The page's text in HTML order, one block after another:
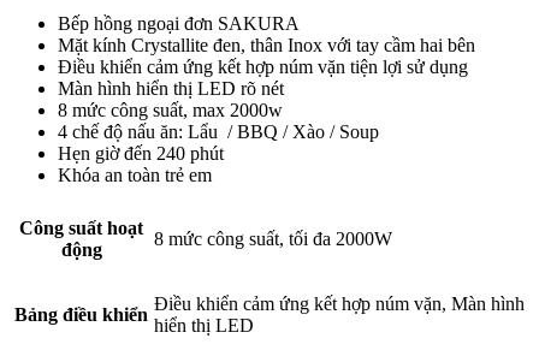
Bếp hồng ngoại đơn SAKURA
Mặt kính Crystallite đen, thân Inox với tay cầm hai bên
Điều khiển cảm ứng kết hợp núm vặn tiện lợi sử dụng
Màn hình hiển thị LED rõ nét
8 mức công suất, max 2000w
4 chế độ nấu ăn: Lẩu /BBQ / Xào / Soup
Hẹn giờ đến 240 phút
Khóa an toàn trẻ em
Công suất hoạt
động
8 mức công suất, tối đa 2000W
Bảng điều khiển
Điều khiển cảm ứng kết hợp núm vặn, Màn hình
hiển thị LED